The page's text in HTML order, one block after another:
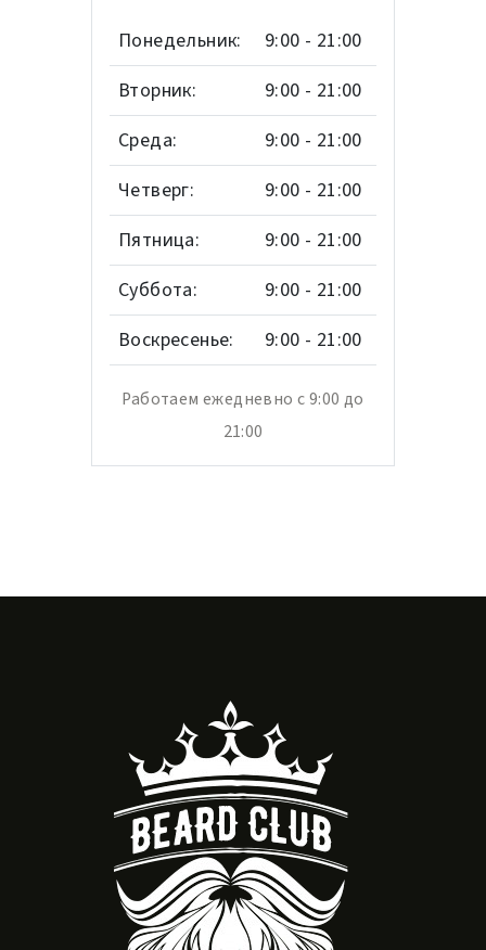
Понедельник:
9:00 - 21:00
Вторник:
9:00 - 21:00
Среда:
9:00 - 21:00
Четверг:
9:00 - 21:00
Пятница:
9:00 - 21:00
Суббота:
9:00 - 21:00
Воскресенье:
9:00 - 21:00
Работаем ежедневно с 9:00 до
21:00